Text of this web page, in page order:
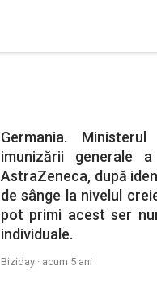
Germania.
imunizării generale
AstraZeneca, după
de sânge la nivelul
pot primi acest ser
individuale.
Biziday · acum 5 ani